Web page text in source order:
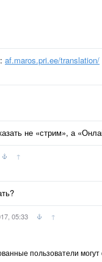
af.maros.pri.ee/translation/
не «стрим», а
↑
05:33 ↑
пользователи